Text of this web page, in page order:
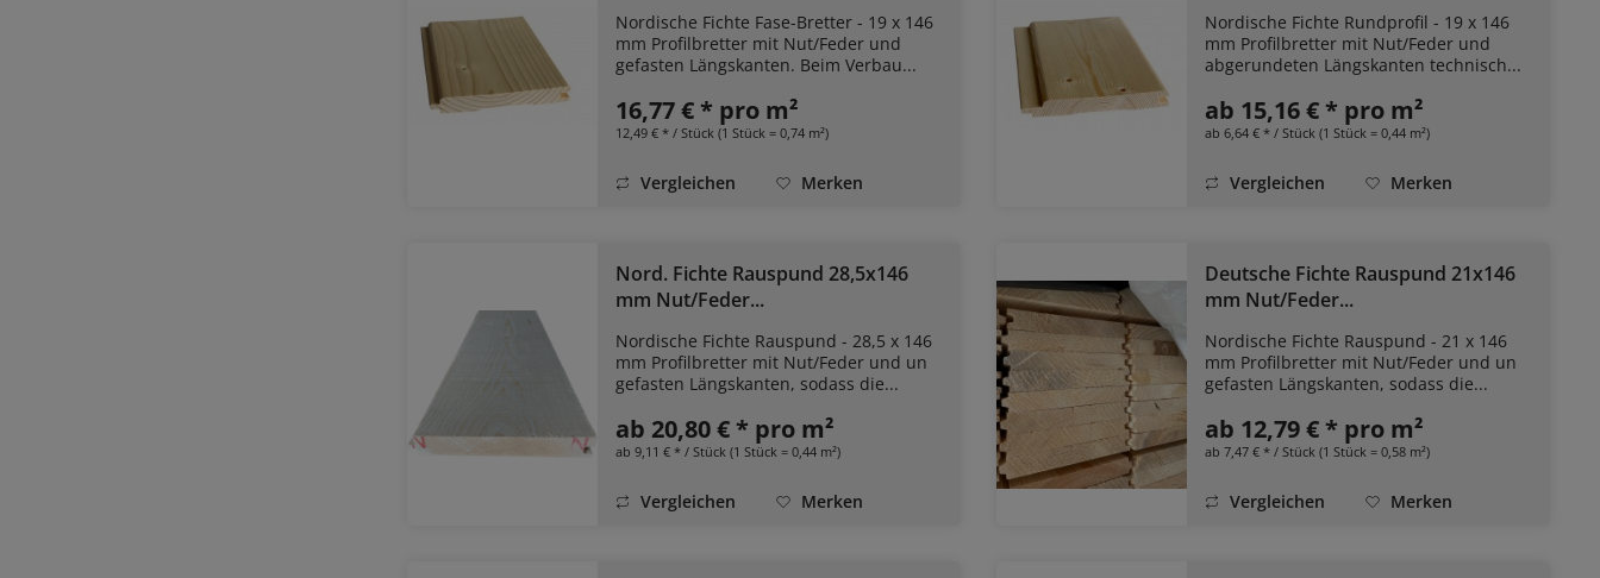
Nordische Fichte Fase-Bretter - 19 x 146
mm Profilbretter mit Nut/Feder und
gefasten Längskanten. Beim Verbau...
16,77 € * pro m²
12,49 € * / Stück (1 Stück = 0,74 m²)
Vergleichen Merken
Nordische Fichte Rundprofil - 19 x 146
mm Profilbretter mit Nut/Feder und
abgerundeten Längskanten technisch...
ab 15,16 € * pro m²
ab 6,64 € * / Stück (1 Stück = 0,44 m²)
Vergleichen Merken
Nord. Fichte Rauspund 28,5x146
mm Nut/Feder...
Nordische Fichte Rauspund - 28,5 x 146
mm Profilbretter mit Nut/Feder und un
gefasten Längskanten, sodass die...
ab 20,80 € * pro m²
ab 9,11 € * / Stück (1 Stück = 0,44 m²)
Vergleichen Merken
Deutsche Fichte Rauspund 21x146
mm Nut/Feder...
Nordische Fichte Rauspund - 21 x 146
mm Profilbretter mit Nut/Feder und un
gefasten Längskanten, sodass die...
ab 12,79 € * pro m²
ab 7,47 € * / Stück (1 Stück = 0,58 m²)
Vergleichen Merken